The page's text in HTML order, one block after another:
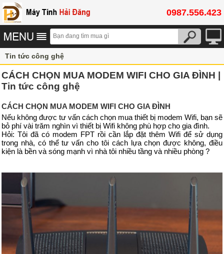
0987.556.423
Tin tức công ghệ
CÁCH CHỌN MUA MODEM WIFI CHO GIA ĐÌNH |
Tin tức công ghệ
CÁCH CHỌN MUA MODEM WIFI CHO GIA ĐÌNH
Nếu không được tư vấn cách chọn mua thiết bị modem Wifi, bạn sẽ
bỏ phí vài trăm nghìn vì thiết bị Wifi không phù hợp cho gia đình.
Hỏi: Tôi đã có modem FPT rồi cần lắp đặt thêm Wifi để sử dụng
trong nhà, có thể tư vấn cho tôi cách lựa chọn được không, điều
kiện là bền và sóng mạnh vì nhà tôi nhiều tầng và nhiều phòng ?